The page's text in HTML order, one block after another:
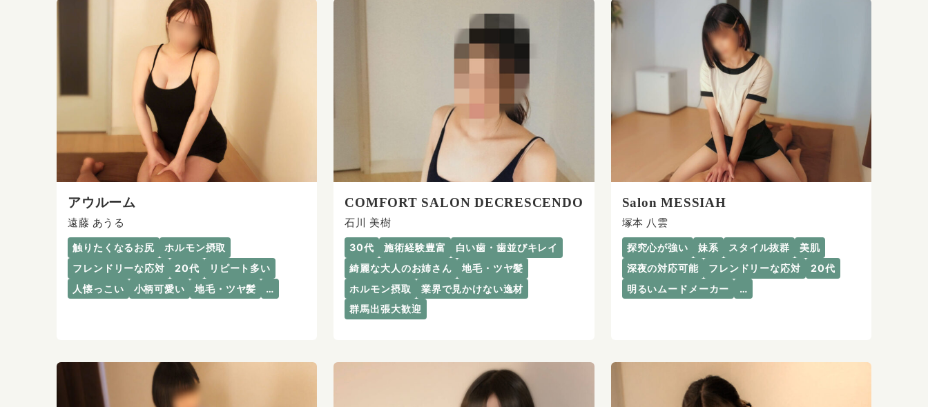
アウルーム
遠藤 あうる
触りたくなるお尻
ホルモン摂取
フレンドリーな応対
20代
リピート多い
人懐っこい
小柄可愛い 地毛・ツヤ髪 …
COMFORT SALON DECRESCENDO
石川 美樹
30代 施術経験豊富
白い歯・歯並びキレイ
綺麗な大人のお姉さん
地毛・ツヤ髪
ホルモン摂取
業界で見かけない逸材
群馬出張大歓迎
Salon MESSIAH
塚本 八雲
探究心が強い 妹系 スタイル抜群
美肌
深夜の対応可能
フレンドリーな応対
20代
明るいムードメーカー
…